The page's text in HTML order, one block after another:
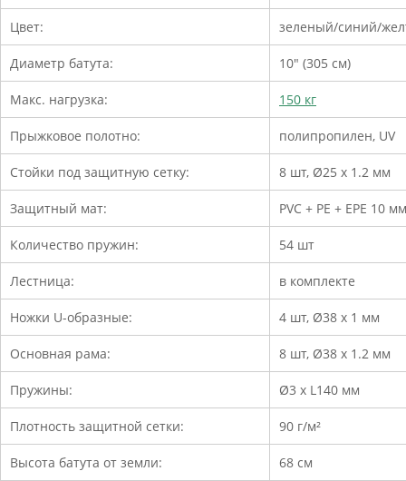
Цвет: зеленый/синий/
Диаметр батута: 10" (305 см)
Макс. нагрузка: 150 кг
Прыжковое полотно: полипропилен, UV
Стойки под защитную сетку: 8 шт, Ø25 х 1.2 мм
Защитный мат: PVC + PE + EPE 10 мм
Количество пружин: 54 шт
Лестница: в комплекте
Ножки U-образные: 4 шт, Ø38 х 1 мм
Основная рама: 8 шт, Ø38 х 1.2 мм
Пружины: Ø3 x L140 мм
Плотность защитной сетки: 90 г/м²
Высота батута от земли: 68 см